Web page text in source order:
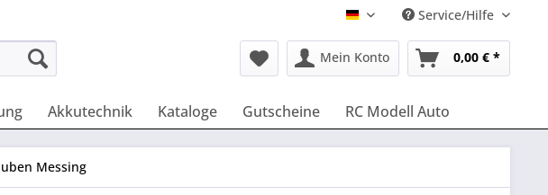
Deutsch Service/Hilfe
Mein Konto 0,00 € *
Akkutechnik Kataloge Gutscheine RC Modell Auto
Messing